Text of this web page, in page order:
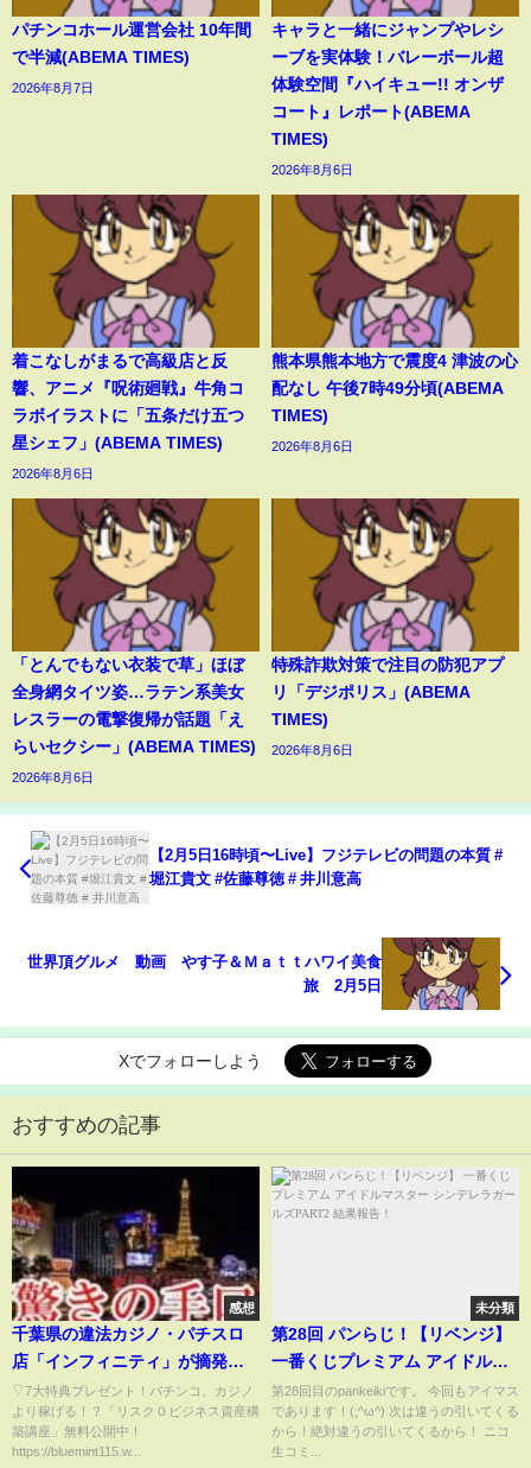
パチンコホール運営会社 10年間
で半減(ABEMA TIMES)
2026年8月7日
キャラと一緒にジャンプやレシ
ーブを実体験！バレーボール超
体験空間『ハイキュー!! オンザ
コート』レポート(ABEMA
TIMES)
2026年8月6日
着こなしがまるで高級店と反
響、アニメ『呪術廻戦』牛角コ
ラボイラストに「五条だけ五つ
星シェフ」(ABEMA TIMES)
2026年8月6日
熊本県熊本地方で震度4 津波の心
配なし 午後7時49分頃(ABEMA
TIMES)
2026年8月6日
「とんでもない衣装で草」ほぼ
全身網タイツ姿…ラテン系美女
レスラーの電撃復帰が話題「え
らいセクシー」(ABEMA TIMES)
2026年8月6日
特殊詐欺対策で注目の防犯アプ
リ「デジポリス」(ABEMA
TIMES)
2026年8月6日
【2月5日16時頃〜Live】フジテレビの問題の本質 #
堀江貴文 #佐藤尊徳 # 井川意高
世界頂グルメ 動画 やす子＆Ｍａｔｔハワイ美食
旅 2月5日
Xでフォローしよう
おすすめの記事
感想
千葉県の違法カジノ・パチスロ
店「インフィニティ」が摘発。
その営業方法がこちら！！！
▽7大特典プレゼント！パチンコ、カジノ
より稼げる！？「リスク０ビジネス資産構
築講座」無料公開中！
https://bluemint115.w...
未分類
第28回 パンらじ！【リベンジ】
一番くじプレミアム アイドルマ
スター シンデレラガールズ
PART2 結果報告！
第28回目のpankeikiです。 今回もアイマス
であります！(;^ω^) 次は違うの引いてくる
から！絶対違うの引いてくるから！ ニコ
生コミ...